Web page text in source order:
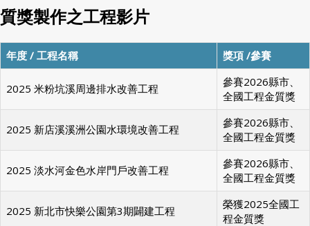
質獎製作之工程影片
年度 / 工程名稱 獎項 /參賽
2025 米粉坑溪周邊排水改善工程
參賽2026縣市、
全國工程金質獎
2025 新店溪溪洲公園水環境改善工程
參賽2026縣市、
全國工程金質獎
2025 淡水河金色水岸門戶改善工程
參賽2026縣市、
全國工程金質獎
2025 新北市快樂公園第3期闢建工程
榮獲2025全國工
程金質獎